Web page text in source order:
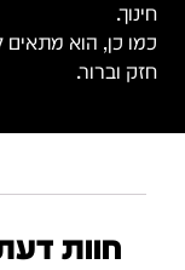
חינוך.
כמו כן, הוא מתאים
חזק וברור.
חוות